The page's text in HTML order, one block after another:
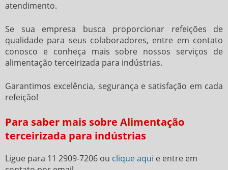
atendimento.
Se sua empresa busca proporcionar refeições de
qualidade para seus colaboradores, entre em contato
conosco e conheça mais sobre nossos serviços de
alimentação terceirizada para indústrias.
Garantimos excelência, segurança e satisfação em cada
refeição!
Para saber mais sobre Alimentação
terceirizada para indústrias
Ligue para 11 2909-7206 ou clique aqui e entre em